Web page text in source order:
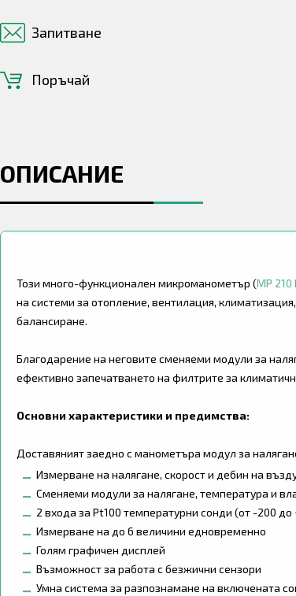
Запитване
Поръчай
ОПИСАНИЕ
Този много-функционален микроманометър (MP 210
на системи за отопление, вентилация,
балансиране.
Благодарение на неговите сменяеми модули за
ефективно запечатването на филтрите за
Основни характеристики и предимства:
Измерване на налягане, скорост и дебин на
Сменяеми модули за налягане, температура и
2 входа за Pt100 температурни сонди (от -200 до
Измерване на до 6 величини едновременно
Голям графичен дисплей
Възможност за работа с безжични сензори
Умна система за разпознамане на включената
Доставяният заедно с манометъра модул за